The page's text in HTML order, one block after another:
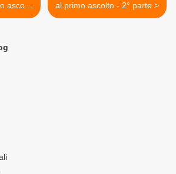
ascolto
al primo ascolto - 2° parte >